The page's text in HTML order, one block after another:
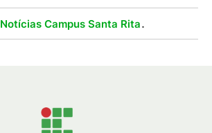
Notícias Campus Santa Rita.